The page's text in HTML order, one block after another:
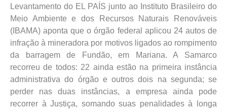
Levantamento do EL PAÍS junto ao Instituto Brasileiro do
Meio Ambiente e dos Recursos Naturais Renováveis
(IBAMA) aponta que o órgão federal aplicou 24 autos de
infração à mineradora por motivos ligados ao rompimento
da barragem de Fundão, em Mariana. A Samarco
recorreu de todos: 22 ainda estão na primeira instância
administrativa do órgão e outros dois na segunda; se
perder nas duas instâncias, a empresa ainda pode
recorrer à Justiça, somando suas penalidades à longa